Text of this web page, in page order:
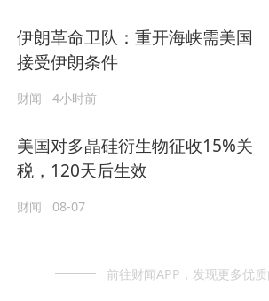
伊朗革命卫队：重开海峡需美国
接受伊朗条件
财闻 4小时前
美国对多晶硅衍生物征收15%关
税，120天后生效
财闻 08-07
前往财闻APP，发现更多优